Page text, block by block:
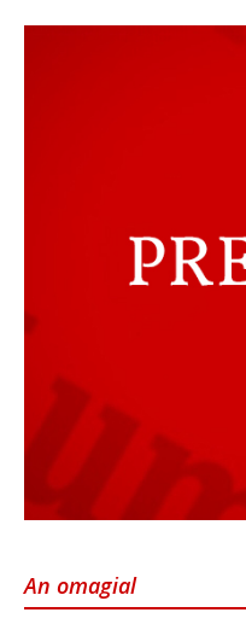
An omagial